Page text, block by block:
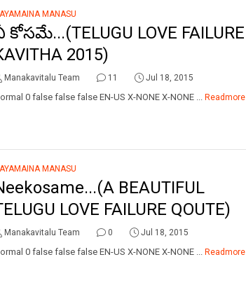
MANASU
కోసమే...(TELUGU LOVE FAILURE
2015)
Manakavitalu Team 11 Jul 18, 2015
0 false false false EN-US X-NONE X-NONE ... Readmore
MANASU
BEAUTIFUL
LOVE FAILURE QOUTE)
Manakavitalu Team 0 Jul 18, 2015
0 false false false EN-US X-NONE X-NONE ... Readmore